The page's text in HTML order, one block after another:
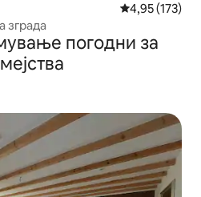
Просечна
4,95 (173)
зграда
погодни за